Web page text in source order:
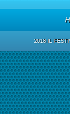
2018 IL